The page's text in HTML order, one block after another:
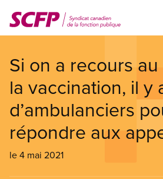
au
contenu
Si on a recours
la vaccination, il y
d’ambulanciers
répondre aux
le 4 mai 2021